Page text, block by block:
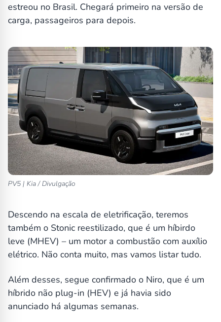
estreou no Brasil. Chegará primeiro na versão de
carga, passageiros para depois.
PV5 | Kia / Divulgação
Descendo na escala de eletrificação, teremos
também o Stonic reestilizado, que é um híbirdo
leve (MHEV) – um motor a combustão com auxílio
elétrico. Não conta muito, mas vamos listar tudo.
Além desses, segue confirmado o Niro, que é um
híbrido não plug-in (HEV) e já havia sido
anunciado há algumas semanas.